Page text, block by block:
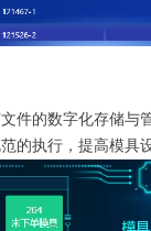
件的数字化存储
的执行，提高模具